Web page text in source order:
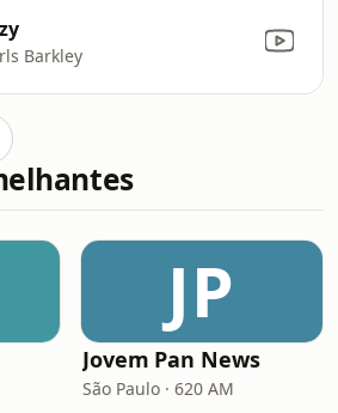
Barkley
JP
Jovem Pan News
São Paulo · 620 AM